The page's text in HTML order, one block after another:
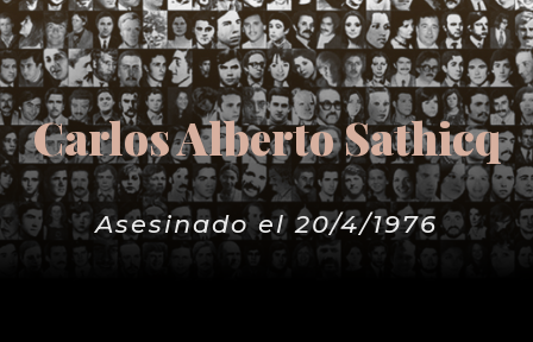
Carlos Alberto Sathicq
Asesinado el 20/4/1976